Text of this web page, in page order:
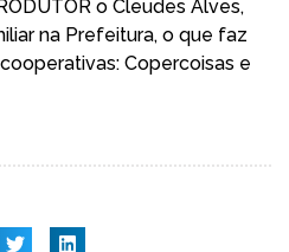
o Cleudes Alves,
na Prefeitura, o que faz
Copercoisas e